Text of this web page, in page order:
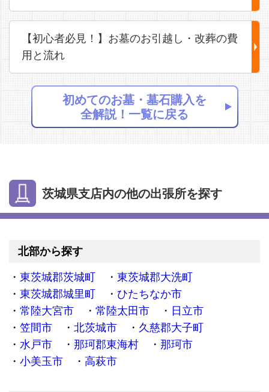
【初心者必見！】お墓のお引越し・改葬の費
用と流れ
初めてのお墓・墓石購入を
全解説！一覧に戻る
茨城県支店内の他の出張所を探す
北部から探す
東茨城郡茨城町
東茨城郡大洗町
東茨城郡城里町
ひたちなか市
常陸大宮市
常陸太田市
日立市
笠間市
北茨城市
久慈郡大子町
水戸市
那珂郡東海村
那珂市
小美玉市
高萩市